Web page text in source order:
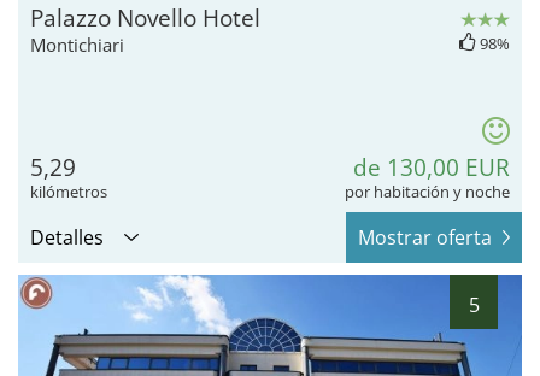
Palazzo Novello Hotel
Montichiari 98%
5,29
kilómetros
de 130,00 EUR
por habitación y noche
Detalles Mostrar oferta
5